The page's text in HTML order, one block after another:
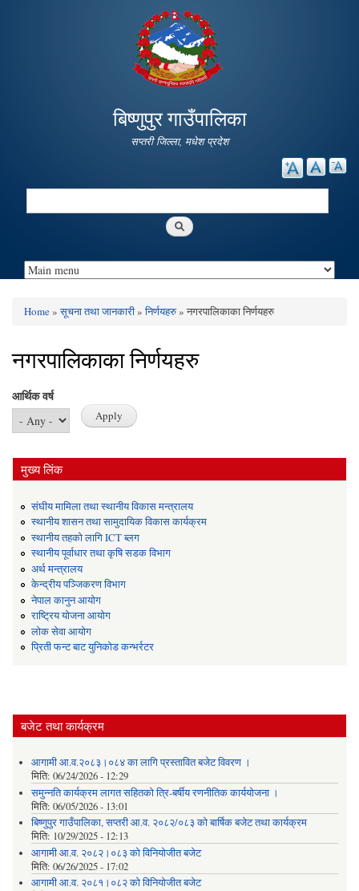
main
content
बिष्णुपुर गाउँपालिका
सप्तरी जिल्ला, मधेश प्रदेश
Search
You are here
Home»सूचना तथा जानकारी»निर्णयहरु» नगरपालिकाका निर्णयहरु
नगरपालिकाका निर्णयहरु
आर्थिक वर्ष
मुख्य लिंक
संघीय मामिला तथा स्थानीय विकास मन्त्रालय
स्थानीय शासन तथा सामुदायिक विकास कार्यक्रम
स्थानीय तहको लागि ICT ब्लग
स्थानीय पूर्वाधार तथा कृषि सडक विभाग
अर्थ मन्त्रालय
केन्द्रीय पञ्जिकरण विभाग
नेपाल कानुन आयोग
राष्ट्रिय योजना आयोग
लोक सेवा आयोग
प्रिती फन्ट बाट युनिकोड कन्भर्रटर
बजेट तथा कार्यक्रम
आगामी आ.व.२०८३।०८४ का लागि प्रस्तावित बजेट विवरण ।
मिति: 06/24/2026 - 12:29
समुन्नति कार्यक्रम लागत सहितको त्रि-बर्षीय रणनीतिक कार्ययोजना ।
मिति: 06/05/2026 - 13:01
बिष्णुपुर गाउँपालिका, सप्तरी आ.व. २०८२/०८३ को बार्षिक बजेट तथा कार्यक्रम
मिति: 10/29/2025 - 12:13
आगामी आ.व. २०८२।०८३ को विनियोजीत बजेट
मिति: 06/26/2025 - 17:02
आगामी आ.व. २०८१।०८२ को विनियोजीत बजेट